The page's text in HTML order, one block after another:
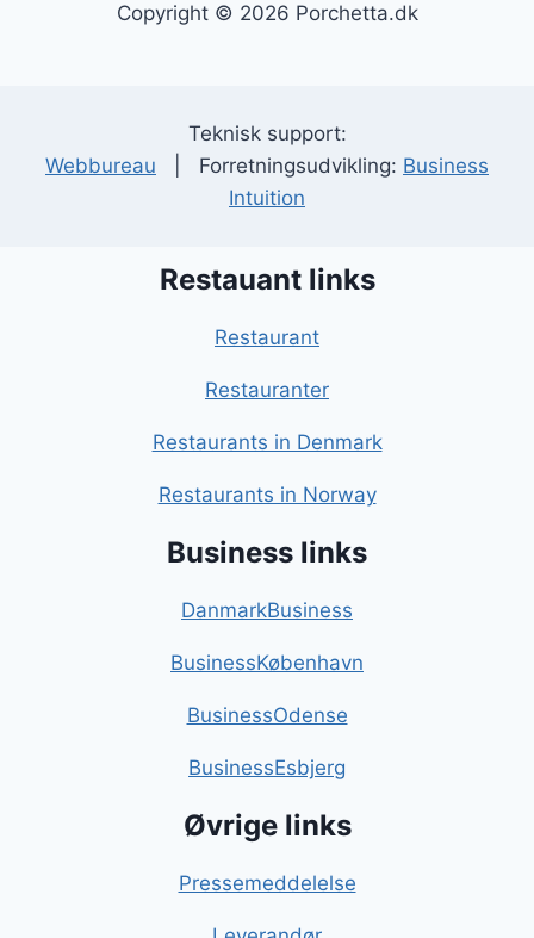
Copyright © 2026 Porchetta.dk
Teknisk support:
Webbureau | Forretningsudvikling: Business
Intuition
Restauant links
Restaurant
Restauranter
Restaurants in Denmark
Restaurants in Norway
Business links
DanmarkBusiness
BusinessKøbenhavn
BusinessOdense
BusinessEsbjerg
Øvrige links
Pressemeddelelse